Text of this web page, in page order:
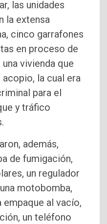
las unidades
la extensa
cinco garrafones
en proceso de
vivienda que
la cual era
para el
y tráfico
además,
de fumigación,
un regulador
motobomba,
empaque al vacío,
un teléfono